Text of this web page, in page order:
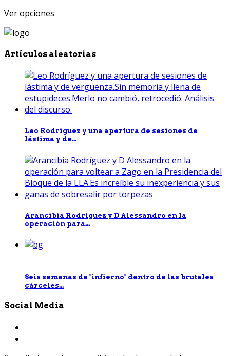
Ver opciones
Artículos aleatorias
Leo Rodríguez y una apertura de sesiones de
lástima y de...
Arancibia Rodríguez y D Alessandro en la
operación para...
Seis semanas de "infierno" dentro de las brutales
cárceles...
Social Media